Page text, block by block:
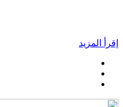
إقرأ المزيد